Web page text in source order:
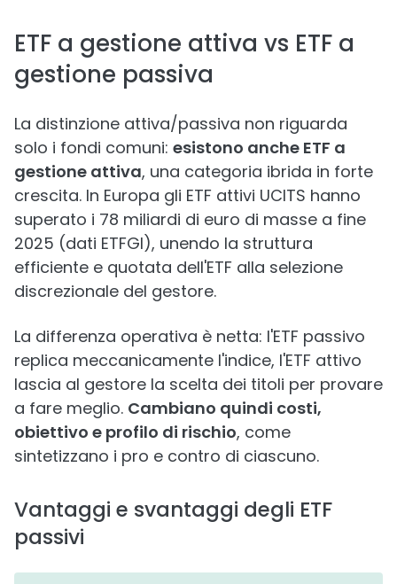
ETF a gestione attiva vs ETF a
gestione passiva
La distinzione attiva/passiva non riguarda
solo i fondi comuni: esistono anche ETF a
gestione attiva, una categoria ibrida in forte
crescita. In Europa gli ETF attivi UCITS hanno
superato i 78 miliardi di euro di masse a fine
2025 (dati ETFGI), unendo la struttura
efficiente e quotata dell'ETF alla selezione
discrezionale del gestore.
La differenza operativa è netta: l'ETF passivo
replica meccanicamente l'indice, l'ETF attivo
lascia al gestore la scelta dei titoli per provare
a fare meglio. Cambiano quindi costi,
obiettivo e profilo di rischio, come
sintetizzano i pro e contro di ciascuno.
Vantaggi e svantaggi degli ETF
passivi